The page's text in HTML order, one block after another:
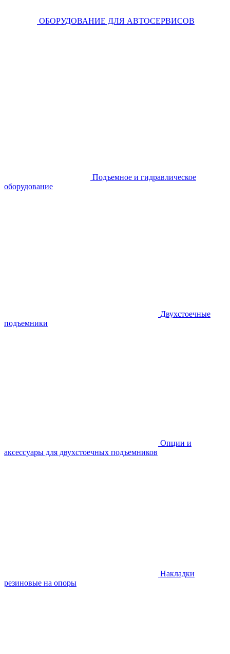
ОБОРУДОВАНИЕ ДЛЯ АВТОСЕРВИСОВ
Подъемное и гидравлическое
оборудование
Двухстоечные
подъемники
Опции и
аксессуары для двухстоечных подъемников
Накладки
резиновые на опоры